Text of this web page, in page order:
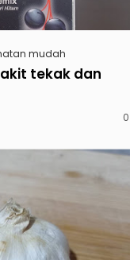
mudah
tekak dan
0